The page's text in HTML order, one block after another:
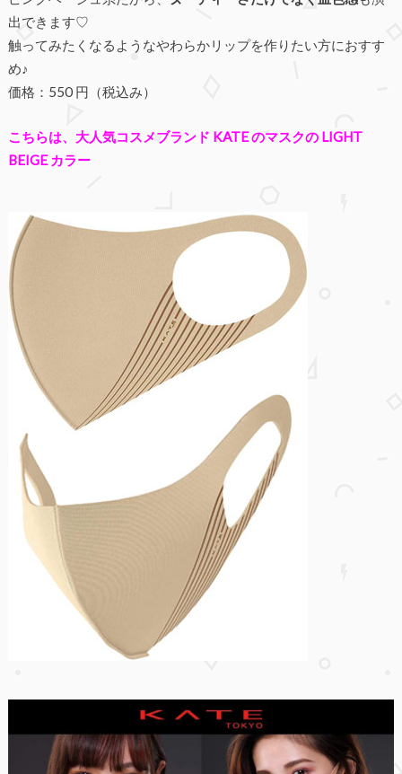
出できます♡
触ってみたくなるようなやわらかリップを作りたい方におすす
め♪
価格：550 円（税込み）
こちらは、大人気コスメブランド KATE のマスクの LIGHT
BEIGE カラー